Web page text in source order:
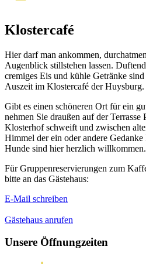
Klostercafé
Hier darf man ankommen,
Augenblick still­stehen lassen.
cremiges Eis und kühle Getränke
Auszeit im Klostercafé der Huysburg.
Gibt es einen schöneren Ort für ein
nehmen Sie draußen auf der
Klosterhof schweift und zwischen
Himmel der ein oder andere
Hunde sind hier herzlich willkommen.
Für Gruppenreservierungen zum
bitte an das Gästehaus:
E-Mail schreiben
Gästehaus anrufen
Unsere Öffnungzeiten